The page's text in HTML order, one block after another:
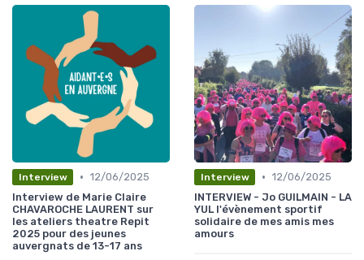
Interview • 12/06/2025
Interview de Marie Claire
CHAVAROCHE LAURENT sur
les ateliers theatre Repit
2025 pour des jeunes
auvergnats de 13-17 ans
Interview • 12/06/2025
INTERVIEW - Jo GUILMAIN - LA
YUL l'évènement sportif
solidaire de mes amis mes
amours